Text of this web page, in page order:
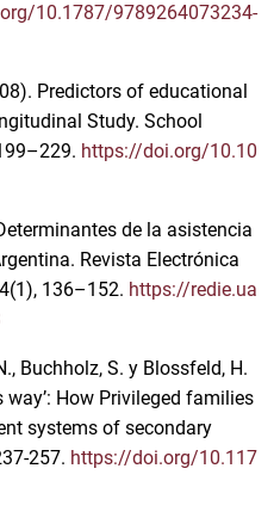
10.1787/9789264073234-
Predictors of educational
Study. School
https://doi.org/10.10
de la asistencia
Revista Electrónica
136–152. https://redie.ua
Buchholz, S. y Blossfeld, H.
way’: How Privileged families
systems of secondary
257. https://doi.org/10.117